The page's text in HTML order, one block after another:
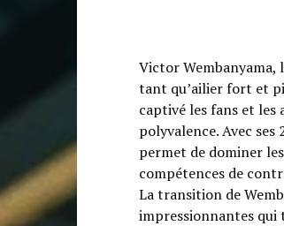
Victor Wembanyama,
tant qu’ailier fort et
captivé les fans et les
polyvalence. Avec
permet de dominer
compétences de
La transition de
impressionnantes qui